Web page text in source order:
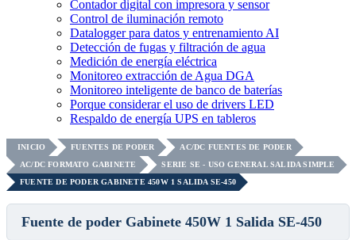
Contador digital con impresora y sensor
Control de iluminación remoto
Datalogger para datos y entrenamiento AI
Detección de fugas y filtración de agua
Medición de energía eléctrica
Monitoreo extracción de Agua DGA
Monitoreo inteligente de banco de baterías
Porque considerar el uso de drivers LED
Respaldo de energía UPS en tableros
INICIO FUENTES DE PODER
AC/DC FUENTES DE PODER
AC/DC FORMATO GABINETE
SERIE SE - USO GENERAL SALIDA SIMPLE
FUENTE DE PODER GABINETE 450W 1 SALIDA SE-450
Fuente de poder Gabinete 450W 1 Salida SE-450